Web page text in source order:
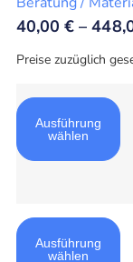
40,00€ –
Preise zuzüglich
Ausführung
wählen
Ausführung
wählen